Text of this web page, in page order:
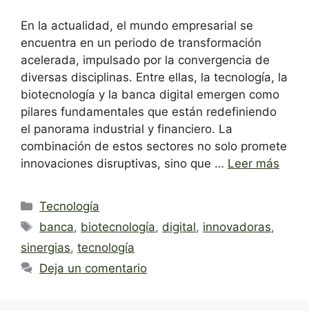
En la actualidad, el mundo empresarial se
encuentra en un periodo de transformación
acelerada, impulsado por la convergencia de
diversas disciplinas. Entre ellas, la tecnología, la
biotecnología y la banca digital emergen como
pilares fundamentales que están redefiniendo
el panorama industrial y financiero. La
combinación de estos sectores no solo promete
innovaciones disruptivas, sino que … Leer más
Categorías
Tecnología
Etiquetas
banca, biotecnología,digital, innovadoras,
sinergias, tecnología
Deja un comentario